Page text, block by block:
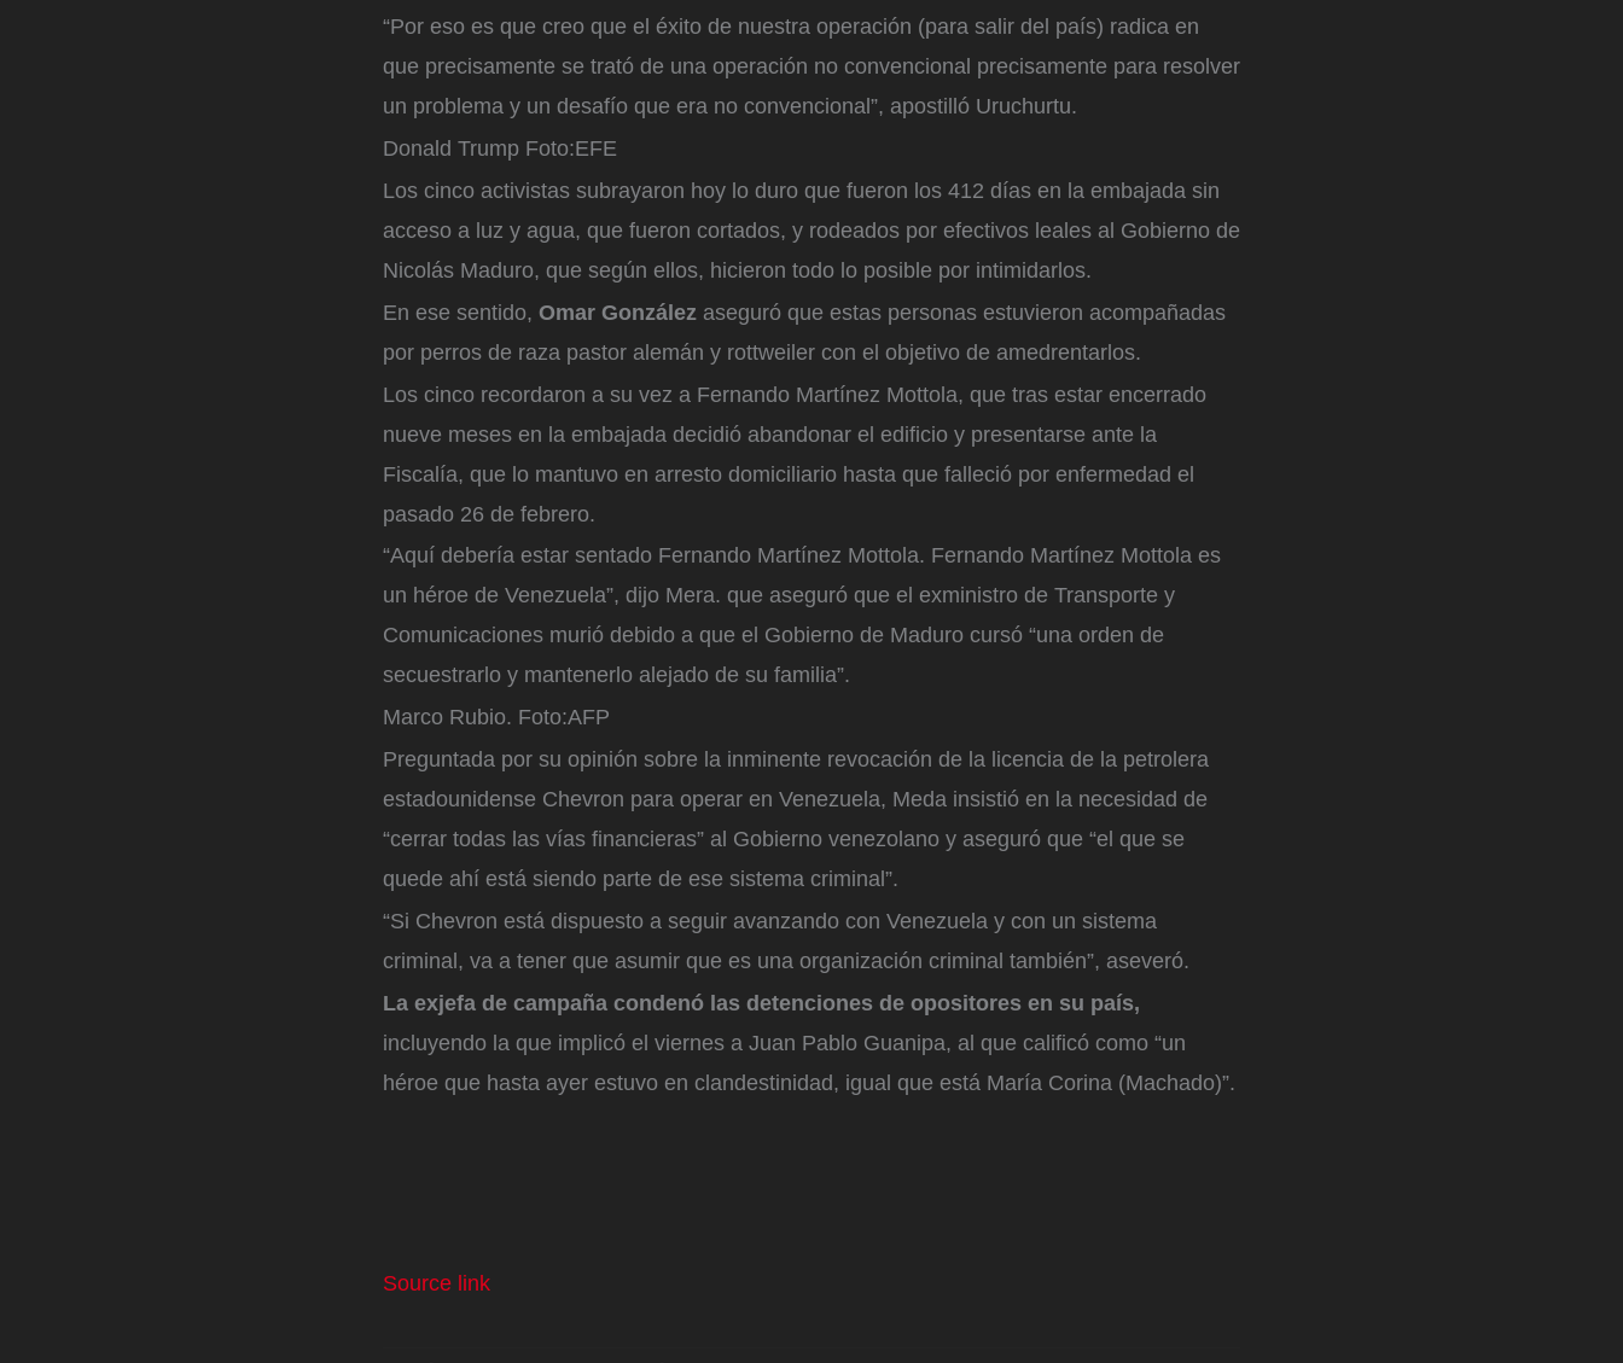
“Por eso es que creo que el éxito de nuestra operación (para salir del país) radica en
que precisamente se trató de una operación no convencional precisamente para resolver
un problema y un desafío que era no convencional”, apostilló Uruchurtu.
Donald Trump Foto:EFE
Los cinco activistas subrayaron hoy lo duro que fueron los 412 días en la embajada sin
acceso a luz y agua, que fueron cortados, y rodeados por efectivos leales al Gobierno de
Nicolás Maduro, que según ellos, hicieron todo lo posible por intimidarlos.
En ese sentido, Omar González aseguró que estas personas estuvieron acompañadas
por perros de raza pastor alemán y rottweiler con el objetivo de amedrentarlos.
Los cinco recordaron a su vez a Fernando Martínez Mottola, que tras estar encerrado
nueve meses en la embajada decidió abandonar el edificio y presentarse ante la
Fiscalía, que lo mantuvo en arresto domiciliario hasta que falleció por enfermedad el
pasado 26 de febrero.
“Aquí debería estar sentado Fernando Martínez Mottola. Fernando Martínez Mottola es
un héroe de Venezuela”, dijo Mera. que aseguró que el exministro de Transporte y
Comunicaciones murió debido a que el Gobierno de Maduro cursó “una orden de
secuestrarlo y mantenerlo alejado de su familia”.
Marco Rubio. Foto:AFP
Preguntada por su opinión sobre la inminente revocación de la licencia de la petrolera
estadounidense Chevron para operar en Venezuela, Meda insistió en la necesidad de
“cerrar todas las vías financieras” al Gobierno venezolano y aseguró que “el que se
quede ahí está siendo parte de ese sistema criminal”.
“Si Chevron está dispuesto a seguir avanzando con Venezuela y con un sistema
criminal, va a tener que asumir que es una organización criminal también”, aseveró.
La exjefa de campaña condenó las detenciones de opositores en su país,
incluyendo la que implicó el viernes a Juan Pablo Guanipa, al que calificó como “un
héroe que hasta ayer estuvo en clandestinidad, igual que está María Corina (Machado)”.
Source link